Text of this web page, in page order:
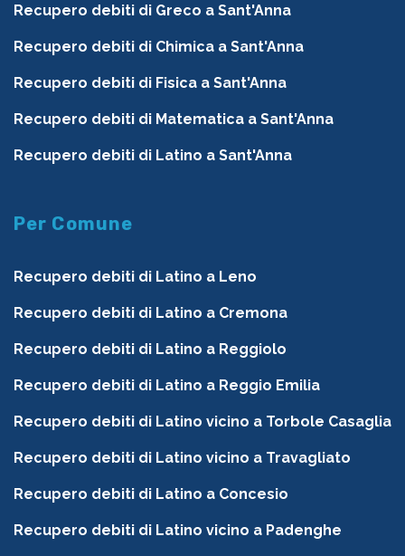
Recupero debiti di Greco a Sant'Anna
Recupero debiti di Chimica a Sant'Anna
Recupero debiti di Fisica a Sant'Anna
Recupero debiti di Matematica a Sant'Anna
Recupero debiti di Latino a Sant'Anna
Per Comune
Recupero debiti di Latino a Leno
Recupero debiti di Latino a Cremona
Recupero debiti di Latino a Reggiolo
Recupero debiti di Latino a Reggio Emilia
Recupero debiti di Latino vicino a Torbole Casaglia
Recupero debiti di Latino vicino a Travagliato
Recupero debiti di Latino a Concesio
Recupero debiti di Latino vicino a Padenghe